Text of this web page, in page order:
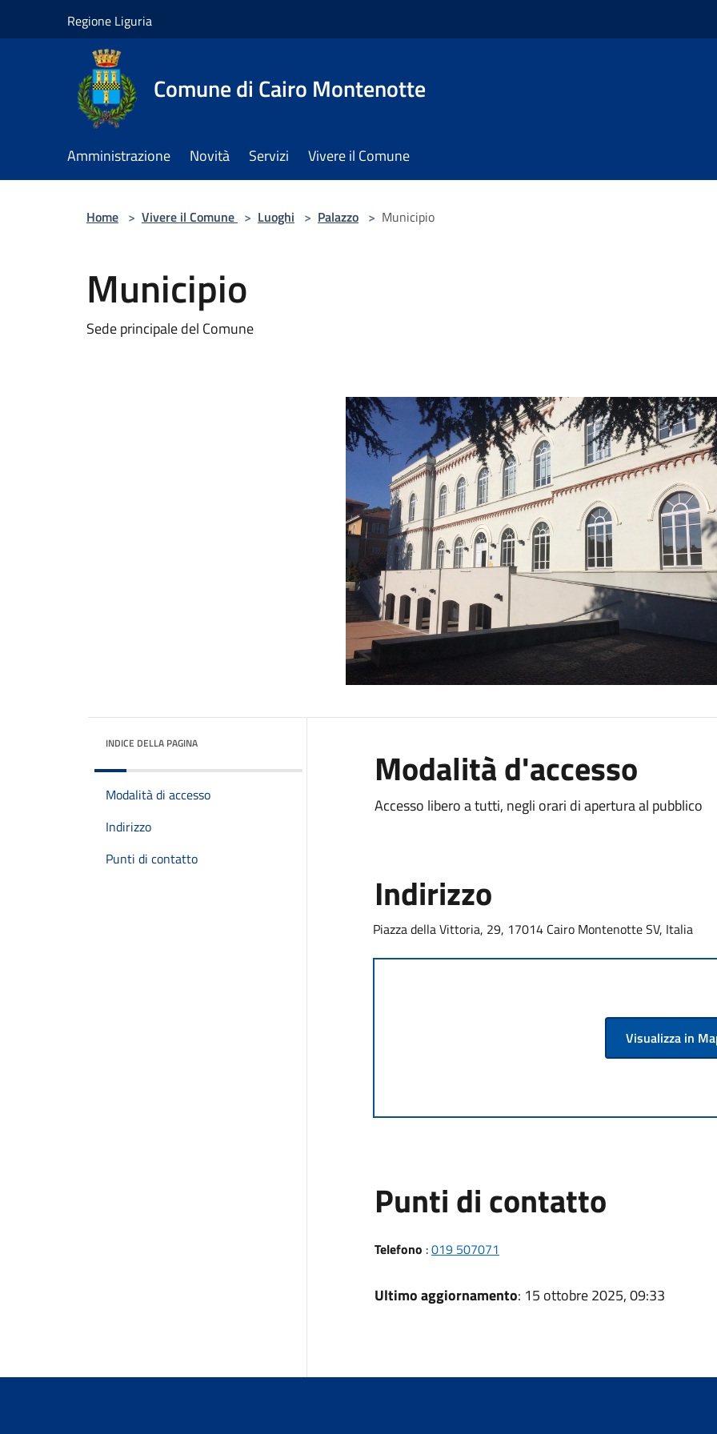
Regione Liguria
Comune di Cairo Montenotte
Amministrazione Novità Servizi Vivere il Comune
Home > Vivere il Comune > Luoghi > Palazzo > Municipio
Municipio
Sede principale del Comune
INDICE DELLA PAGINA
Modalità di accesso
Indirizzo
Punti di contatto
Modalità d'accesso
Accesso libero a tutti, negli orari di apertura al pubblico
Indirizzo
Piazza della Vittoria, 29, 17014 Cairo Montenotte SV, Italia
Visualizza in
Punti di contatto
Telefono :019 507071
Ultimo aggiornamento: 15 ottobre 2025, 09:33